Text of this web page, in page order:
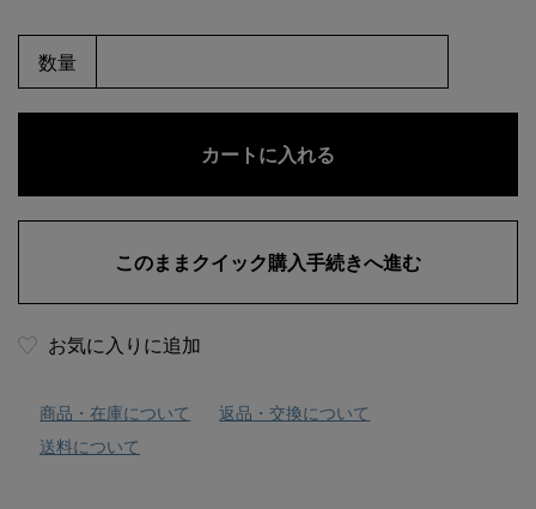
数量
お気に入りに追加
商品・在庫について
返品・交換について
送料について